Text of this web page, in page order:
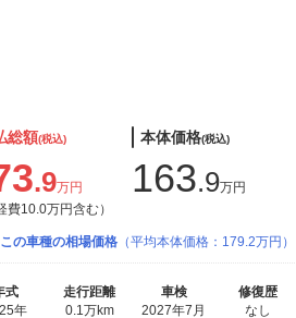
総額(税込)
.9万円
費10.0万円含む）
本体価格(税込)
163.9万円
この車種の相場価格 （平均本体価格：179.2万円）
式
年
走行距離
0.1万km
車検
2027年7月
修復歴
なし